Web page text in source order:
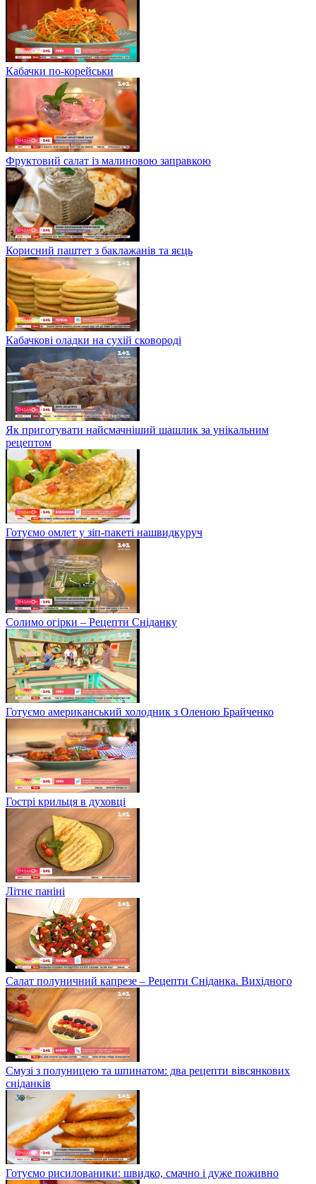
Кабачки по-корейськи
Фруктовий салат із малиновою заправкою
Корисний паштет з баклажанів та яєць
Кабачкові оладки на сухій сковороді
Як приготувати найсмачніший шашлик за унікальним
рецептом
Готуємо омлет у зіп-пакеті нашвидкуруч
Солимо огірки – Рецепти Сніданку
Готуємо американський холодник з Оленою Брайченко
Гострі крильця в духовці
Літнє паніні
Салат полуничний капрезе – Рецепти Сніданка. Вихідного
Смузі з полуницею та шпинатом: два рецепти вівсянкових
сніданків
Готуємо рисилованики: швидко, смачно і дуже поживно